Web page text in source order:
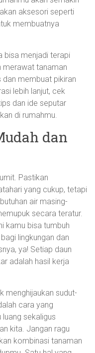
aksesori seperti
membuatnya
bisa menjadi terapi
merawat tanaman
membuat pikiran
lebih lanjut, cek
dan ide seputar
di rumahmu.
dan
Pastikan
yang cukup, tetapi
air masing-
secara teratur.
kamu bisa tumbuh
lingkungan dan
ya! Setiap daun
adalah hasil kerja
menghijaukan sudut-
cara yang
sekaligus
kita. Jangan ragu
kombinasi tanaman